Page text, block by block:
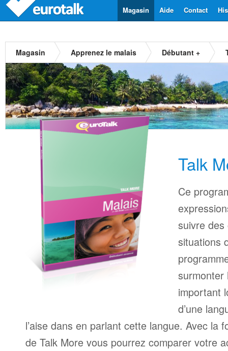
Contact
Aide
Magasin
Magasin Apprenez le malais Débutant +
Talk
Ce
suivre
situations
surmonter
important
d’une
l’aise dans en parlant cette langue. Avec la
de Talk More vous pourrez comparer votre